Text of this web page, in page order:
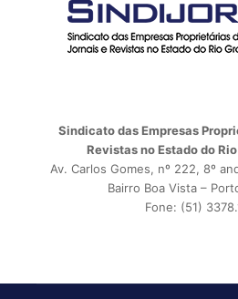
Sindicato das Empresas
Revistas no Estado do
Av. Carlos Gomes, nº 222, 8º
Bairro Boa Vista –
Fone: (51)